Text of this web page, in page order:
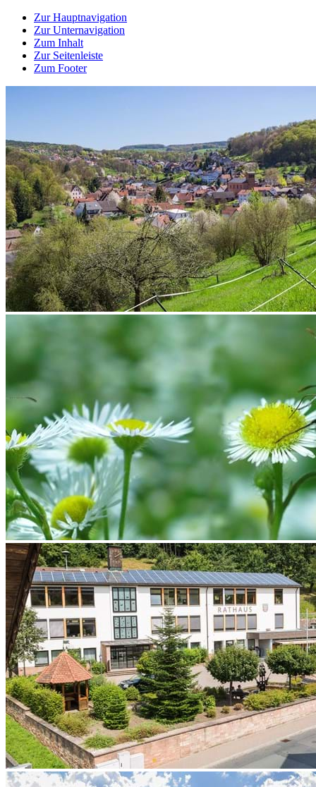
Zur Hauptnavigation
Zur Unternavigation
Zum Inhalt
Zur Seitenleiste
Zum Footer